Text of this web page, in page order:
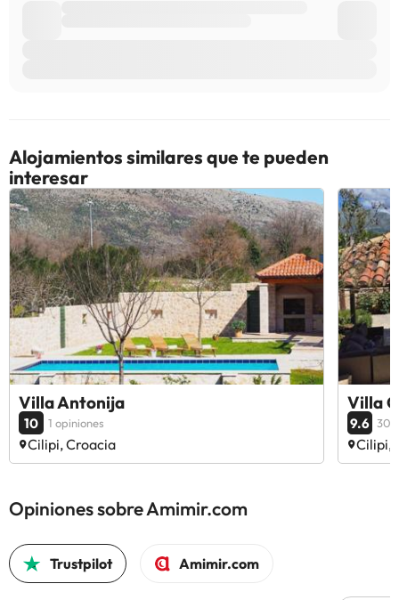
Alojamientos similares que te pueden
interesar
Villa Antonija
10 1 opiniones
Cilipi, Croacia
Villa
9.6 30
Cilipi,
Opiniones sobre Amimir.com
Trustpilot Amimir.com